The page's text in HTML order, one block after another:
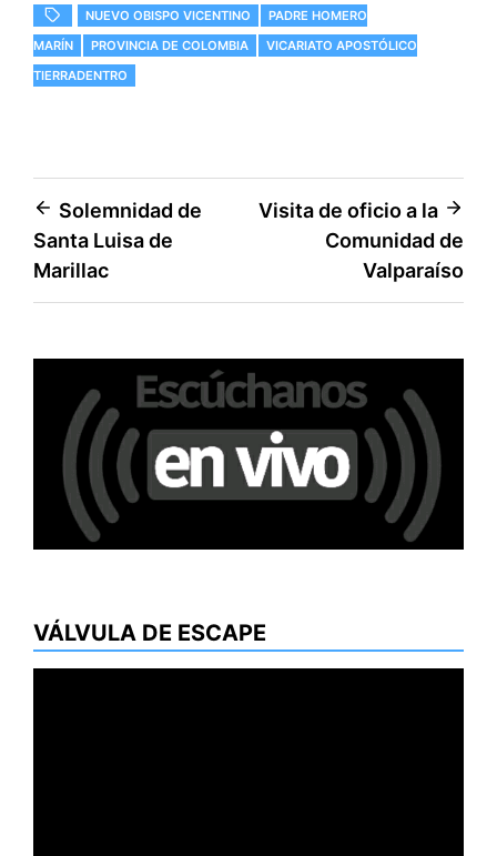
t
t
e
r
)
o
o
k
NUEVO OBISPO VICENTINO
PADRE HOMERO
MARÍN
PROVINCIA DE COLOMBIA
VICARIATO APOSTÓLICO
TIERRADENTRO
Navegación
de
Solemnidad de
Santa Luisa de
Marillac
Visita de oficio a la
Comunidad de
Valparaíso
VÁLVULA DE ESCAPE